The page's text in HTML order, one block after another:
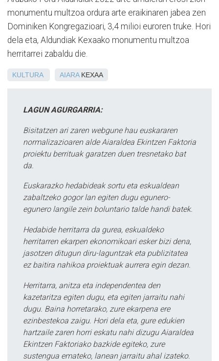
monumentu multzoa ordura arte eraikinaren jabea zen
Dominiken Kongregazioari, 3,4 milioi euroren truke. Hori
dela eta, Aldundiak Kexaako monumentu multzoa
herritarrei zabaldu die.
KULTURA AIARAKEXAA
LAGUN AGURGARRIA:
Bisitatzen ari zaren webgune hau euskararen
normalizazioaren alde Aiaraldea Ekintzen Faktoria
proiektu berrituak garatzen duen tresnetako bat
da.
Euskarazko hedabideak sortu eta eskualdean
zabaltzeko gogor lan egiten dugu egunero-
egunero langile zein boluntario talde handi batek.
Hedabide herritarra da gurea, eskualdeko
herritarren ekarpen ekonomikoari esker bizi dena,
jasotzen ditugun diru-laguntzak eta publizitatea
ez baitira nahikoa proiektuak aurrera egin dezan.
Herritarra, anitza eta independentea den
kazetaritza egiten dugu, eta egiten jarraitu nahi
dugu. Baina horretarako, zure ekarpena ere
ezinbestekoa zaigu. Hori dela eta, gure edukien
hartzaile zaren horri eskatu nahi dizugu Aiaraldea
Ekintzen Faktoriako bazkide egiteko, zure
sustengua emateko, lanean jarraitu ahal izateko.